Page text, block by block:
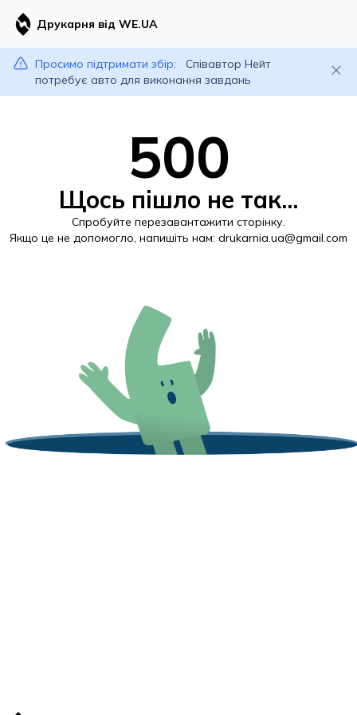
Друкарня від WE.UA
Просимо підтримати збір:
Співавтор Нейт
потребує авто для виконання завдань
500
Щось пішло не так...
Спробуйте перезавантажити сторінку.
Якщо це не допомогло, напишіть нам: drukarnia.ua@gmail.com